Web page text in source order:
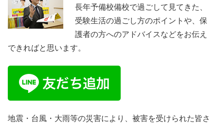
長年予備校備校で過ごして見てきた、
受験生活の過ごし方のポイントや、保
護者の方へのアドバイスなどをお伝え
できればと思います。
地震・台風・大雨等の災害により、被害を受けられた皆さ